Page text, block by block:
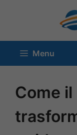
contenuto
Menu
Come